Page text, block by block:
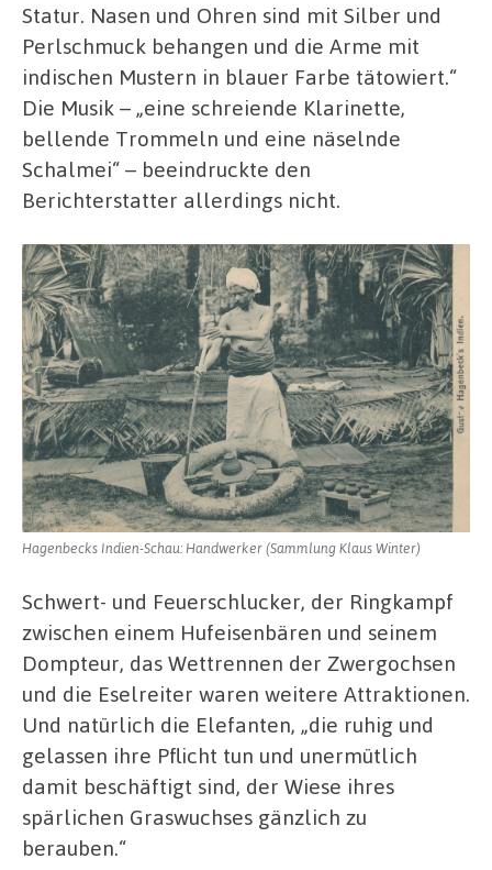
Statur. Nasen und Ohren sind mit Silber und
Perlschmuck behangen und die Arme mit
indischen Mustern in blauer Farbe tätowiert.“
Die Musik – „eine schreiende Klarinette,
bellende Trommeln und eine näselnde
Schalmei“ – beeindruckte den
Berichterstatter allerdings nicht.
Hagenbecks Indien-Schau: Handwerker (Sammlung Klaus Winter)
Schwert- und Feuerschlucker, der Ringkampf
zwischen einem Hufeisenbären und seinem
Dompteur, das Wettrennen der Zwergochsen
und die Eselreiter waren weitere Attraktionen.
Und natürlich die Elefanten, „die ruhig und
gelassen ihre Pflicht tun und unermütlich
damit beschäftigt sind, der Wiese ihres
spärlichen Graswuchses gänzlich zu
berauben.“